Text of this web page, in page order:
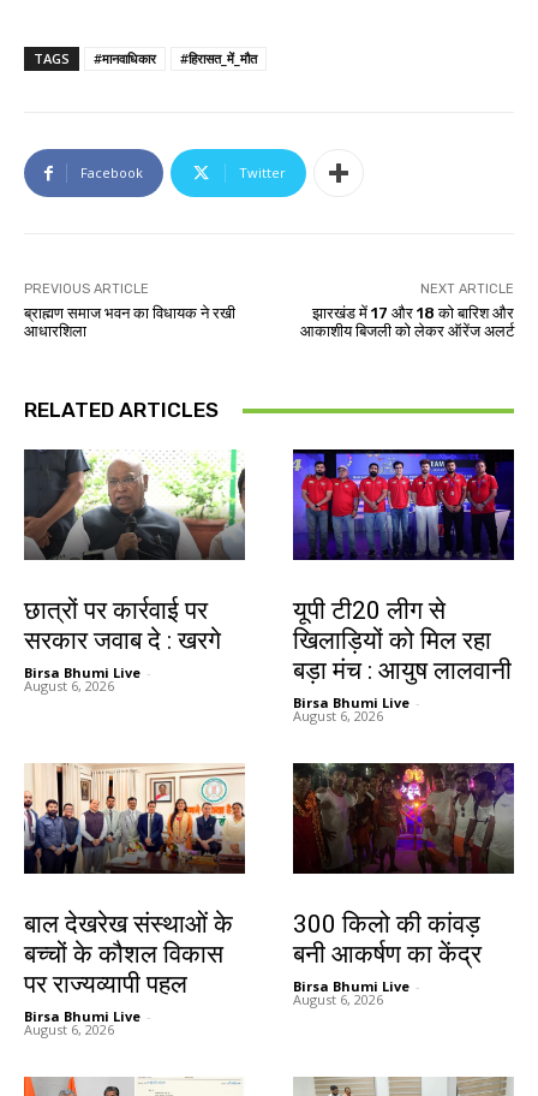
TAGS #मानवाधिकार #हिरासत_में_मौत
Facebook Twitter
PREVIOUS ARTICLE
ब्राह्मण समाज भवन का विधायक ने रखी
आधारशिला
NEXT ARTICLE
झारखंड में 17 और 18 को बारिश और
आकाशीय बिजली को लेकर ऑरेंज अलर्ट
RELATED ARTICLES
छात्रों पर कार्रवाई पर
सरकार जवाब दे : खरगे
Birsa Bhumi Live -
August 6, 2026
यूपी टी20 लीग से
खिलाड़ियों को मिल रहा
बड़ा मंच : आयुष लालवानी
Birsa Bhumi Live -
August 6, 2026
बाल देखरेख संस्थाओं के
बच्चों के कौशल विकास
पर राज्यव्यापी पहल
Birsa Bhumi Live -
August 6, 2026
300 किलो की कांवड़
बनी आकर्षण का केंद्र
Birsa Bhumi Live -
August 6, 2026